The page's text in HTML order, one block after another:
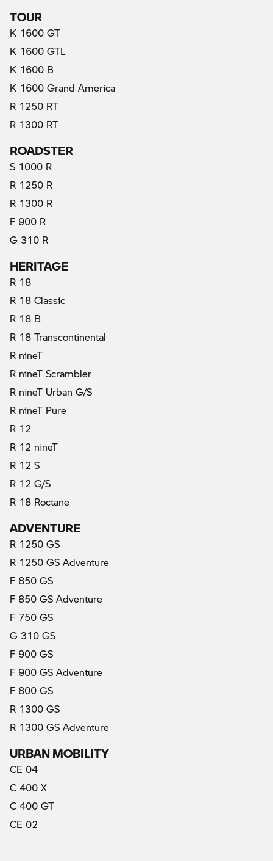
TOUR
K 1600 GT
K 1600 GTL
K 1600 B
K 1600 Grand America
R 1250 RT
R 1300 RT
ROADSTER
S 1000 R
R 1250 R
R 1300 R
F 900 R
G 310 R
HERITAGE
R 18
R 18 Classic
R 18 B
R 18 Transcontinental
R nineT
R nineT Scrambler
R nineT Urban G/S
R nineT Pure
R 12
R 12 nineT
R 12 S
R 12 G/S
R 18 Roctane
ADVENTURE
R 1250 GS
R 1250 GS Adventure
F 850 GS
F 850 GS Adventure
F 750 GS
G 310 GS
F 900 GS
F 900 GS Adventure
F 800 GS
R 1300 GS
R 1300 GS Adventure
URBAN MOBILITY
CE 04
C 400 X
C 400 GT
CE 02